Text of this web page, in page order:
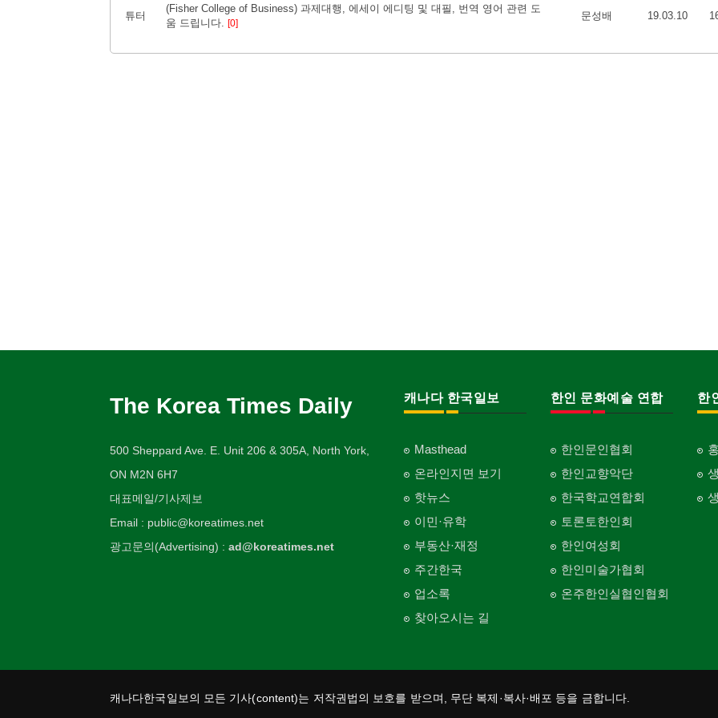
튜터
(Fisher College of Business) 과제대행, 에세이 에디팅 및 대필, 번역 영어 관련 도
움 드립니다. [0]
문성배 19.03.10
The Korea Times Daily
500 Sheppard Ave. E. Unit 206 & 305A, North York,
ON M2N 6H7
대표메일/기사제보
Email : public@koreatimes.net
광고문의(Advertising) : ad@koreatimes.net
캐나다 한국일보
Masthead
온라인지면 보기
핫뉴스
이민·유학
부동산·재정
주간한국
업소록
찾아오시는 길
한인 문화예술 연합
한인문인협회
한인교향악단
한국학교연합회
토론토한인회
한인여성회
한인미술가협회
온주한인실협인협회
한
캐나다한국일보의 모든 기사(content)는 저작권법의 보호를 받으며, 무단 복제·복사·배포 등을 금합니다.